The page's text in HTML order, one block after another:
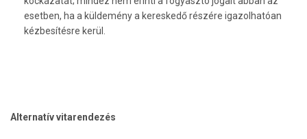
esetben, ha a küldemény a kereskedő részére igazolhatóan
kézbesítésre kerül.
Alternatív vitarendezés